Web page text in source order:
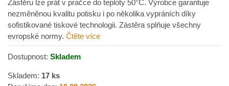
Zástěru lze prát v pračce do teploty 50°C. Výrobce garantuje
nezměněnou kvalitu potisku i po několika vypráních díky
sofistikované tiskové technologii. Zástěra splňuje všechny
evropské normy. Čtěte více
Dostupnost: Skladem
Skladem: 17 ks